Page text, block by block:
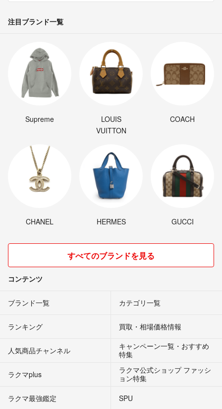
注目ブランド一覧
Supreme
LOUIS
VUITTON
COACH
CHANEL HERMES GUCCI
すべてのブランドを見る
コンテンツ
ブランド一覧 カテゴリ一覧
ランキング 買取・相場価格情報
人気商品チャンネル
キャンペーン一覧・おすすめ
特集
ラクマplus
ラクマ公式ショップ ファッシ
ョン特集
ラクマ最強鑑定
SPU